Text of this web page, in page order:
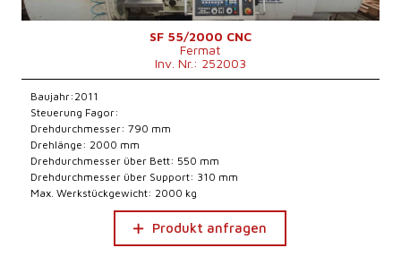
SF 55/2000 CNC
Fermat
Inv. Nr.: 252003
Baujahr:2011
Steuerung Fagor:
Drehdurchmesser: 790 mm
Drehlänge: 2000 mm
Drehdurchmesser über Bett: 550 mm
Drehdurchmesser über Support: 310 mm
Max. Werkstückgewicht: 2000 kg
Produkt anfragen